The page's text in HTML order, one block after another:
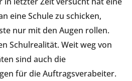
eine Schule zu schicken,
nur mit den Augen rollen.
Schulrealität. Weit weg von
sind auch die
für die Auftragsverabeiter.